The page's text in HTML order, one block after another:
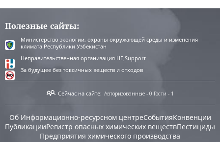
Полезные сайты:
Министерство экологии, охраны окружающей среды и изменения
климата Республики Узбекистан
Неправительственная организация HEJSupport
За будущее без токсичных веществ и отходов
Сейчас на сайте: Авторизованные - 0 Гости - 1
Об Информационно-ресурсном центреСобытияКонвенции
ПубликацииРегистр опасных химических веществПестициды
Предприятия химического производства